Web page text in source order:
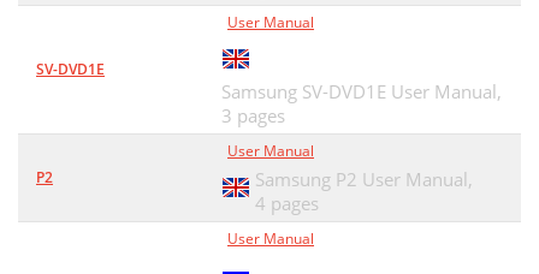
SV-DVD1E
User Manual
Samsung SV-DVD1E User Manual,
3 pages
P2
User Manual
Samsung P2 User Manual,
4 pages
User Manual